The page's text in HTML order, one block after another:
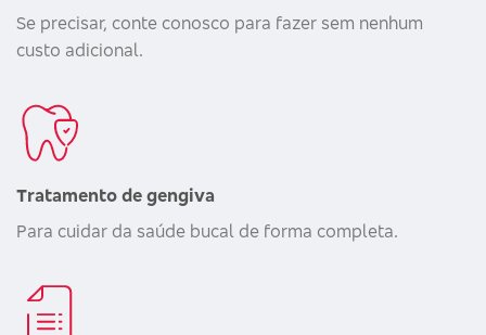
Se precisar, conte conosco para fazer sem nenhum
custo adicional.
Tratamento de gengiva
Para cuidar da saúde bucal de forma completa.